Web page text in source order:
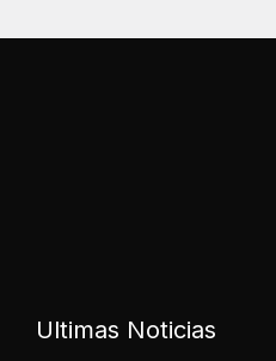
Ultimas Noticias